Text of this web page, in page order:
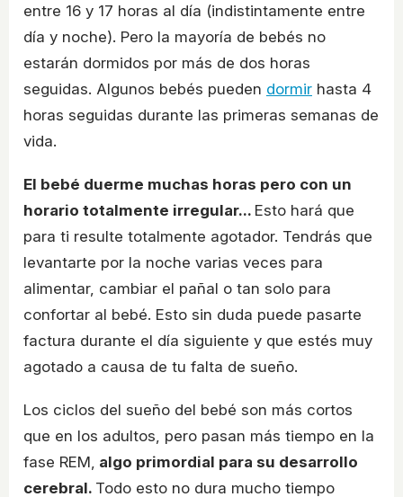
entre 16 y 17 horas al día (indistintamente entre
día y noche). Pero la mayoría de bebés no
estarán dormidos por más de dos horas
seguidas. Algunos bebés pueden dormir hasta 4
horas seguidas durante las primeras semanas de
vida.
El bebé duerme muchas horas pero con un
horario totalmente irregular... Esto hará que
para ti resulte totalmente agotador. Tendrás que
levantarte por la noche varias veces para
alimentar, cambiar el pañal o tan solo para
confortar al bebé. Esto sin duda puede pasarte
factura durante el día siguiente y que estés muy
agotado a causa de tu falta de sueño.
Los ciclos del sueño del bebé son más cortos
que en los adultos, pero pasan más tiempo en la
fase REM, algo primordial para su desarrollo
cerebral. Todo esto no dura mucho tiempo